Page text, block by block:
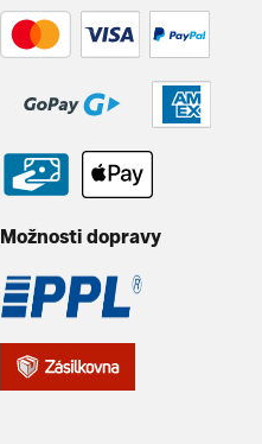
Možnosti dopravy